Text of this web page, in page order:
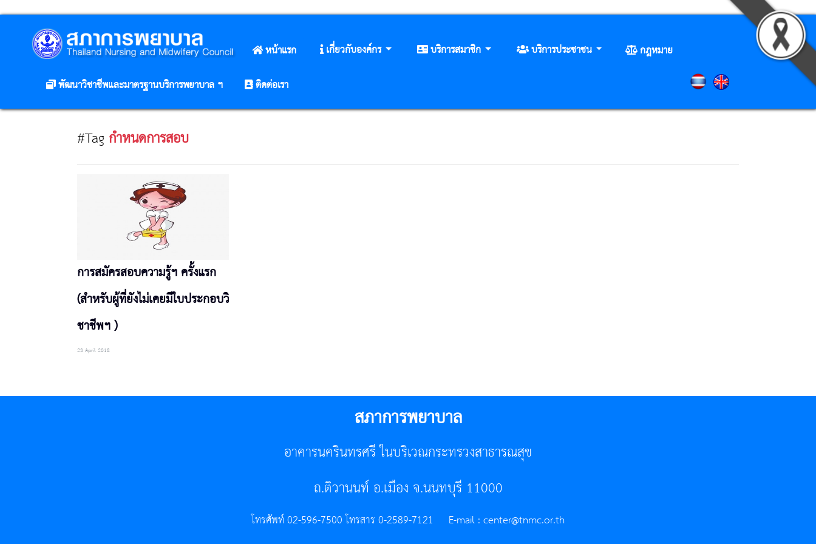
หน้าแรก เกี่ยวกับองค์กร บริการสมาชิก บริการประชาชน
กฎหมาย
พัฒนาวิชาชีพและมาตรฐานบริการพยาบาล ฯ
ติดต่อเรา
#Tag กำหนดการสอบ
การสมัครสอบความรู้ฯ ครั้งแรก
(สำหรับผู้ที่ยังไม่เคยมีใบประกอบวิ
ชาชีพฯ )
23 April 2018
สภาการพยาบาล
อาคารนครินทรศรี ในบริเวณกระทรวงสาธารณสุข
ถ.ติวานนท์ อ.เมือง จ.นนทบุรี 11000
โทรศัพท์ 02-596-7500 โทรสาร 0-2589-7121 E-mail :center@tnmc.or.th